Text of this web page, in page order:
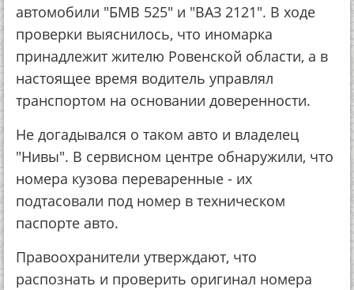
автомобили "БМВ 525" и "ВАЗ 2121". В ходе
проверки выяснилось, что иномарка
принадлежит жителю Ровенской области, а в
настоящее время водитель управлял
транспортом на основании доверенности.
Не догадывался о таком авто и владелец
"Нивы". В сервисном центре обнаружили, что
номера кузова переваренные - их
подтасовали под номер в техническом
паспорте авто.
Правоохранители утверждают, что
распознать и проверить оригинал номера